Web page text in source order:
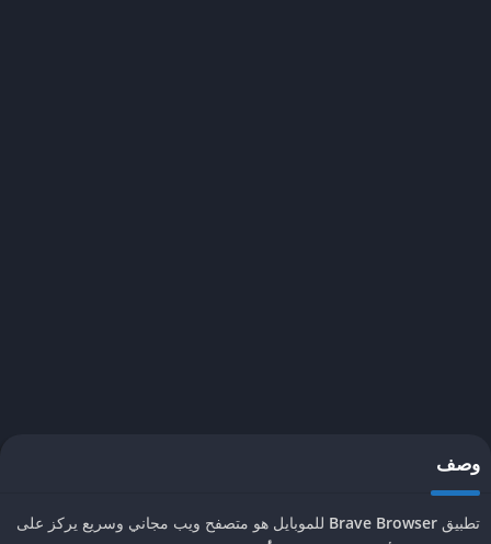
وصف
تطبيق Brave Browser للموبايل هو متصفح ويب مجاني وسريع يركز على